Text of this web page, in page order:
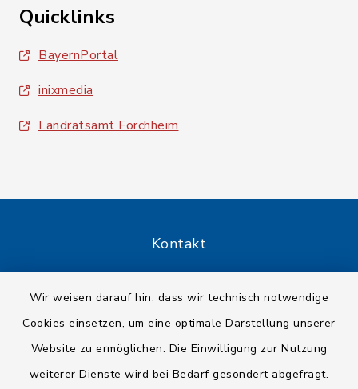
Wir weisen darauf hin, dass wir technisch notwendige
Cookies einsetzen, um eine optimale Darstellung unserer
Website zu ermöglichen. Die Einwilligung zur Nutzung
weiterer Dienste wird bei Bedarf gesondert abgefragt.
Quicklinks
BayernPortal
inixmedia
Landratsamt Forchheim
Kontakt
Datenschutz
Impressum